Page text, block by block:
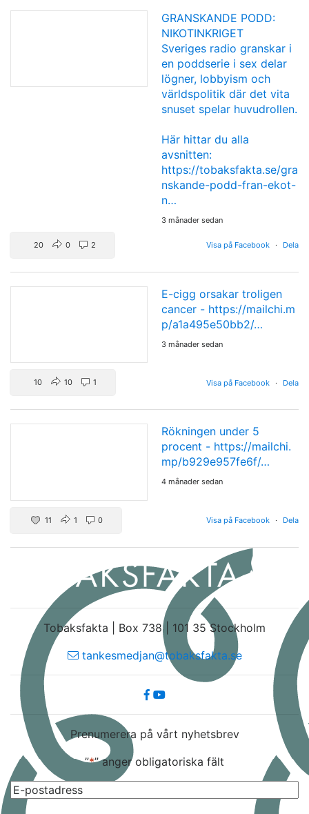
GRANSKANDE PODD:
NIKOTINKRIGET
Sveriges radio granskar i
en poddserie i sex delar
lögner, lobbyism och
världspolitik där det vita
snuset spelar huvudrollen.
Här hittar du alla
avsnitten:
https://tobaksfakta.se/gra
nskande-podd-fran-ekot-
n…
3 månader sedan
Visa på Facebook · Dela
20 0 2
E-cigg orsakar troligen
cancer - https://mailchi.m
p/a1a495e50bb2/…
3 månader sedan
Visa på Facebook · Dela
10 10 1
Rökningen under 5
procent - https://mailchi.
mp/b929e957fe6f/…
4 månader sedan
Visa på Facebook · Dela
11 1 0
Tobaksfakta | Box 738 | 101 35 Stockholm
tankesmedjan@tobaksfakta.se
Prenumerera på vårt nyhetsbrev
”*” anger obligatoriska fält